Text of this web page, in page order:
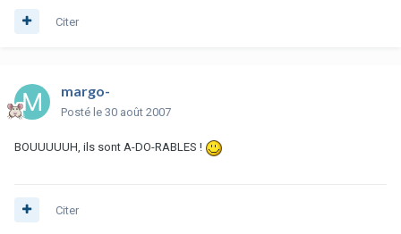
Citer
margo-
Posté le 30 août 2007
BOUUUUUH, ils sont A-DO-RABLES !
Citer